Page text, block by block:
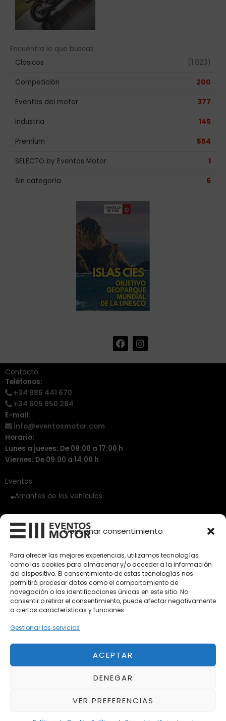
Gestionar consentimiento
Para ofrecer las mejores experiencias, utilizamos tecnologías
como las cookies para almacenar y/o acceder a la información
del dispositivo. El consentimiento de estas tecnologías nos
permitirá procesar datos como el comportamiento de
navegación o las identificaciones únicas en este sitio. No
consentir o retirar el consentimiento, puede afectar negativamente
a ciertas características y funciones.
Gestionar los servicios
ACEPTAR
DENEGAR
VER PREFERENCIAS
Encuentra lo que buscas
Clásicos
(1.023)
Competición 200
Eventos del motor 377
Industria 145
Premium 554
SELECTO by Eventos Motor 1
Sin categoría 6
F
a
e
I
n
t
Contacto
Teléfonos:
+34 986 441 670
+34 605 950 284
E-mail:
info@eventosmotor.com
Horario:
Lunes a jueves: De 09:00 a 17:00 h
Viernes: De 09:00 a 14:00 h
Eventos
Amantes de los vehículos
Vehículos Clásicos
Vehículos Nuevos
Vehículos de Ocasión
Próximos
Eclipse by SELECTO
Del 12/08/2026 al 12/08/2026
Exclusive Top Cars 2026
Del 02/10/2026 al 05/10/2026